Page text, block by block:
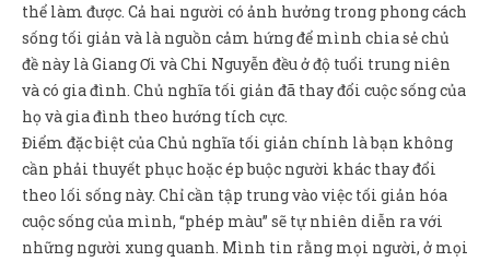
thể làm được. Cả hai người có ảnh hưởng trong phong cách
sống tối giản và là nguồn cảm hứng để mình chia sẻ chủ
đề này là Giang Ơi và Chi Nguyễn đều ở độ tuổi trung niên
và có gia đình. Chủ nghĩa tối giản đã thay đổi cuộc sống của
họ và gia đình theo hướng tích cực.
Điểm đặc biệt của Chủ nghĩa tối giản chính là bạn không
cần phải thuyết phục hoặc ép buộc người khác thay đổi
theo lối sống này. Chỉ cần tập trung vào việc tối giản hóa
cuộc sống của mình, “phép màu” sẽ tự nhiên diễn ra với
những người xung quanh. Mình tin rằng mọi người, ở mọi